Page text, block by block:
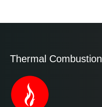
Thermal Combustion